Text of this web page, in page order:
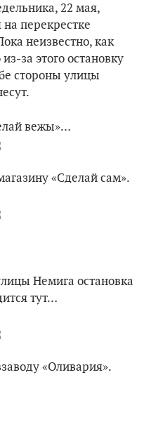
22 мая,
перекрестке
неизвестно, как
за этого остановку
стороны улицы
вежы»…
«Сделай сам».
Немига остановка
тут…
«Оливария».